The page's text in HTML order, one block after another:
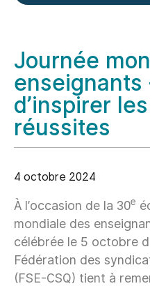
Journée
enseignants
d’inspirer
réussites
4 octobre 2024
À l’occasion de la 30e
mondiale des
célébrée le 5 octobre
Fédération des
(FSE-CSQ) tient à